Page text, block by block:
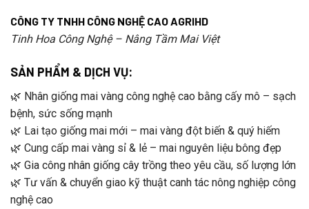
CÔNG TY TNHH CÔNG NGHỆ CAO AGRIHD
Tinh Hoa Công Nghệ – Nâng Tầm Mai Việt
SẢN PHẨM & DỊCH VỤ:
🌿 Nhân giống mai vàng công nghệ cao bằng cấy mô – sạch
bệnh, sức sống mạnh
🌿 Lai tạo giống mai mới – mai vàng đột biến & quý hiếm
🌿 Cung cấp mai vàng sỉ & lẻ – mai nguyên liệu bông đẹp
🌿 Gia công nhân giống cây trồng theo yêu cầu, số lượng lớn
🌿 Tư vấn & chuyển giao kỹ thuật canh tác nông nghiệp công
nghệ cao